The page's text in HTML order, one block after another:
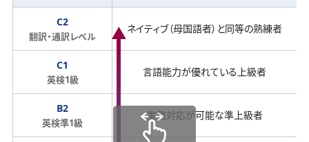
C2
翻訳・通訳レベル
ネイティブ（母国語者）と同等の熟練者
C1
英検1級
言語能力が優れている上級者
B2
英検準1級
実務対応が可能な準上級者